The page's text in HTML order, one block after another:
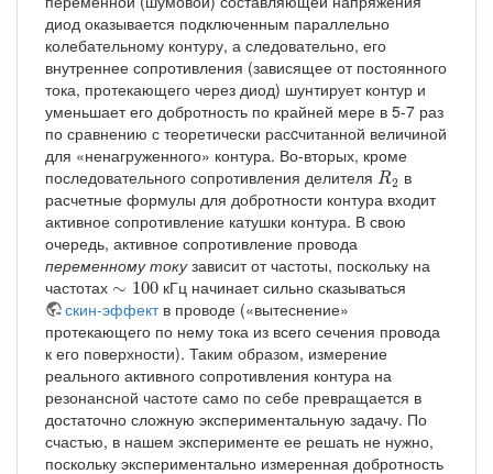
диод оказывается подключенным параллельно
колебательному контуру, а следовательно, его
внутреннее сопротивления (зависящее от постоянного
тока, протекающего через диод) шунтирует контур и
уменьшает его добротность по крайней мере в 5-7 раз
по сравнению с теоретически расcчитанной величиной
для «ненагруженного» контура. Во-вторых, кроме
последовательного сопротивления делителя R2
R2 в
расчетные формулы для добротности контура входит
активное сопротивление катушки контура. В свою
очередь, активное сопротивление провода
переменному токузависит от частоты, поскольку на
частотах ∼ 100
∼ 100кГц начинает сильно сказываться
скин-эффектв проводе («вытеснение»
протекающего по нему тока из всего сечения провода
к его поверхности). Таким образом, измерение
реального активного сопротивления контура на
резонансной частоте само по себе превращается в
достаточно сложную экспериментальную задачу. По
счастью, в нашем эксперименте ее решать не нужно,
поскольку экспериментально измеренная добротность